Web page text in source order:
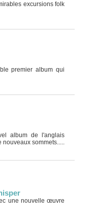
excursions folk
premier album qui
album de l'anglais
sommets.....
une nouvelle œuvre